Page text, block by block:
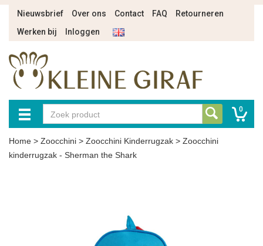
Nieuwsbrief Over ons Contact FAQ
Retourneren
Werken bij
Inloggen
0
Home > Zoocchini > Zoocchini Kinderrugzak > Zoocchini
kinderrugzak - Sherman the Shark